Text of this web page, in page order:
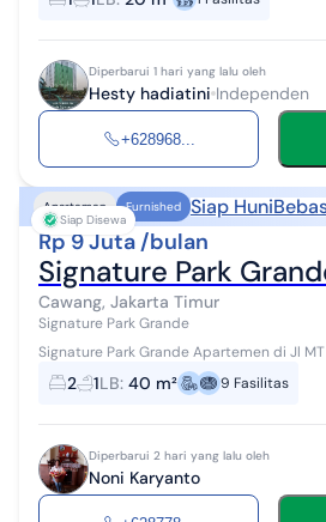
Diperbarui 1 hari yang lalu oleh
Hesty hadiatini Independen
+628968...
Siap Disewa
Apartemen Furnished Siap Huni
Rp 9 Juta /bulan
Signature Park
Cawang, Jakarta Timur
Signature Park Grande
Signature Park Grande Apartemen di Jl MT
sewa per bulan Rp. 9.000.000, sudah
& Sinking Fund), ...
2 1LB: 40 m² 9 Fasilitas
Diperbarui 2 hari yang lalu oleh
Noni Karyanto